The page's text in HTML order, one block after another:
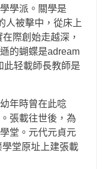
學派。關學是
人被擊中，從床上
際創始走越深，
的蝴蝶是adream
此轻載師長教師是
年時曾在此唸
張載往世後，為
堂。元代元貞元
堂原址上建張載